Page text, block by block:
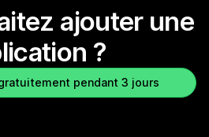
ajouter une
?
pendant 3 jours